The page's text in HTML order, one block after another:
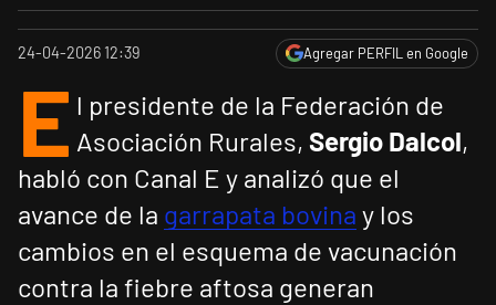
24-04-2026 12:39 Agregar PERFIL en Google
E l presidente de la Federación de
Asociación Rurales, Sergio Dalcol,
habló con Canal E y analizó que el
avance de la garrapata bovina y los
cambios en el esquema de vacunación
contra la fiebre aftosa generan